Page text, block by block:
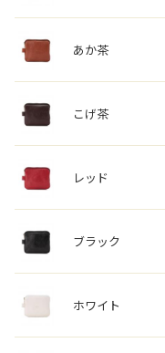
あか茶
こげ茶
レッド
ブラック
ホワイト